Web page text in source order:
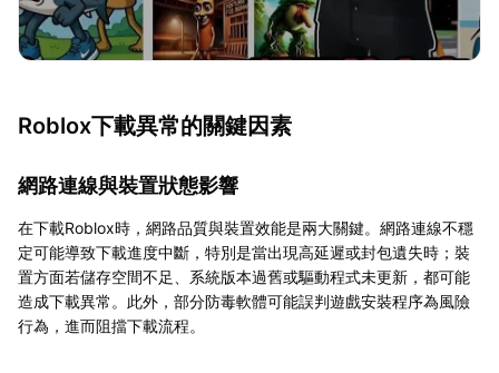
Roblox下載異常的關鍵因素
網路連線與裝置狀態影響
在下載Roblox時，網路品質與裝置效能是兩大關鍵。網路連線不穩
定可能導致下載進度中斷，特別是當出現高延遲或封包遺失時；裝
置方面若儲存空間不足、系統版本過舊或驅動程式未更新，都可能
造成下載異常。此外，部分防毒軟體可能誤判遊戲安裝程序為風險
行為，進而阻擋下載流程。